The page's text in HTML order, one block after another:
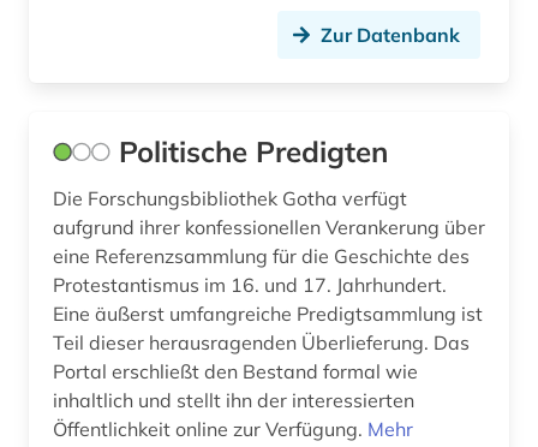
Zur Datenbank
Politische Predigten
Die Forschungsbibliothek Gotha verfügt
aufgrund ihrer konfessionellen Verankerung über
eine Referenzsammlung für die Geschichte des
Protestantismus im 16. und 17. Jahrhundert.
Eine äußerst umfangreiche Predigtsammlung ist
Teil dieser herausragenden Überlieferung. Das
Portal erschließt den Bestand formal wie
inhaltlich und stellt ihn der interessierten
Öffentlichkeit online zur Verfügung. Mehr